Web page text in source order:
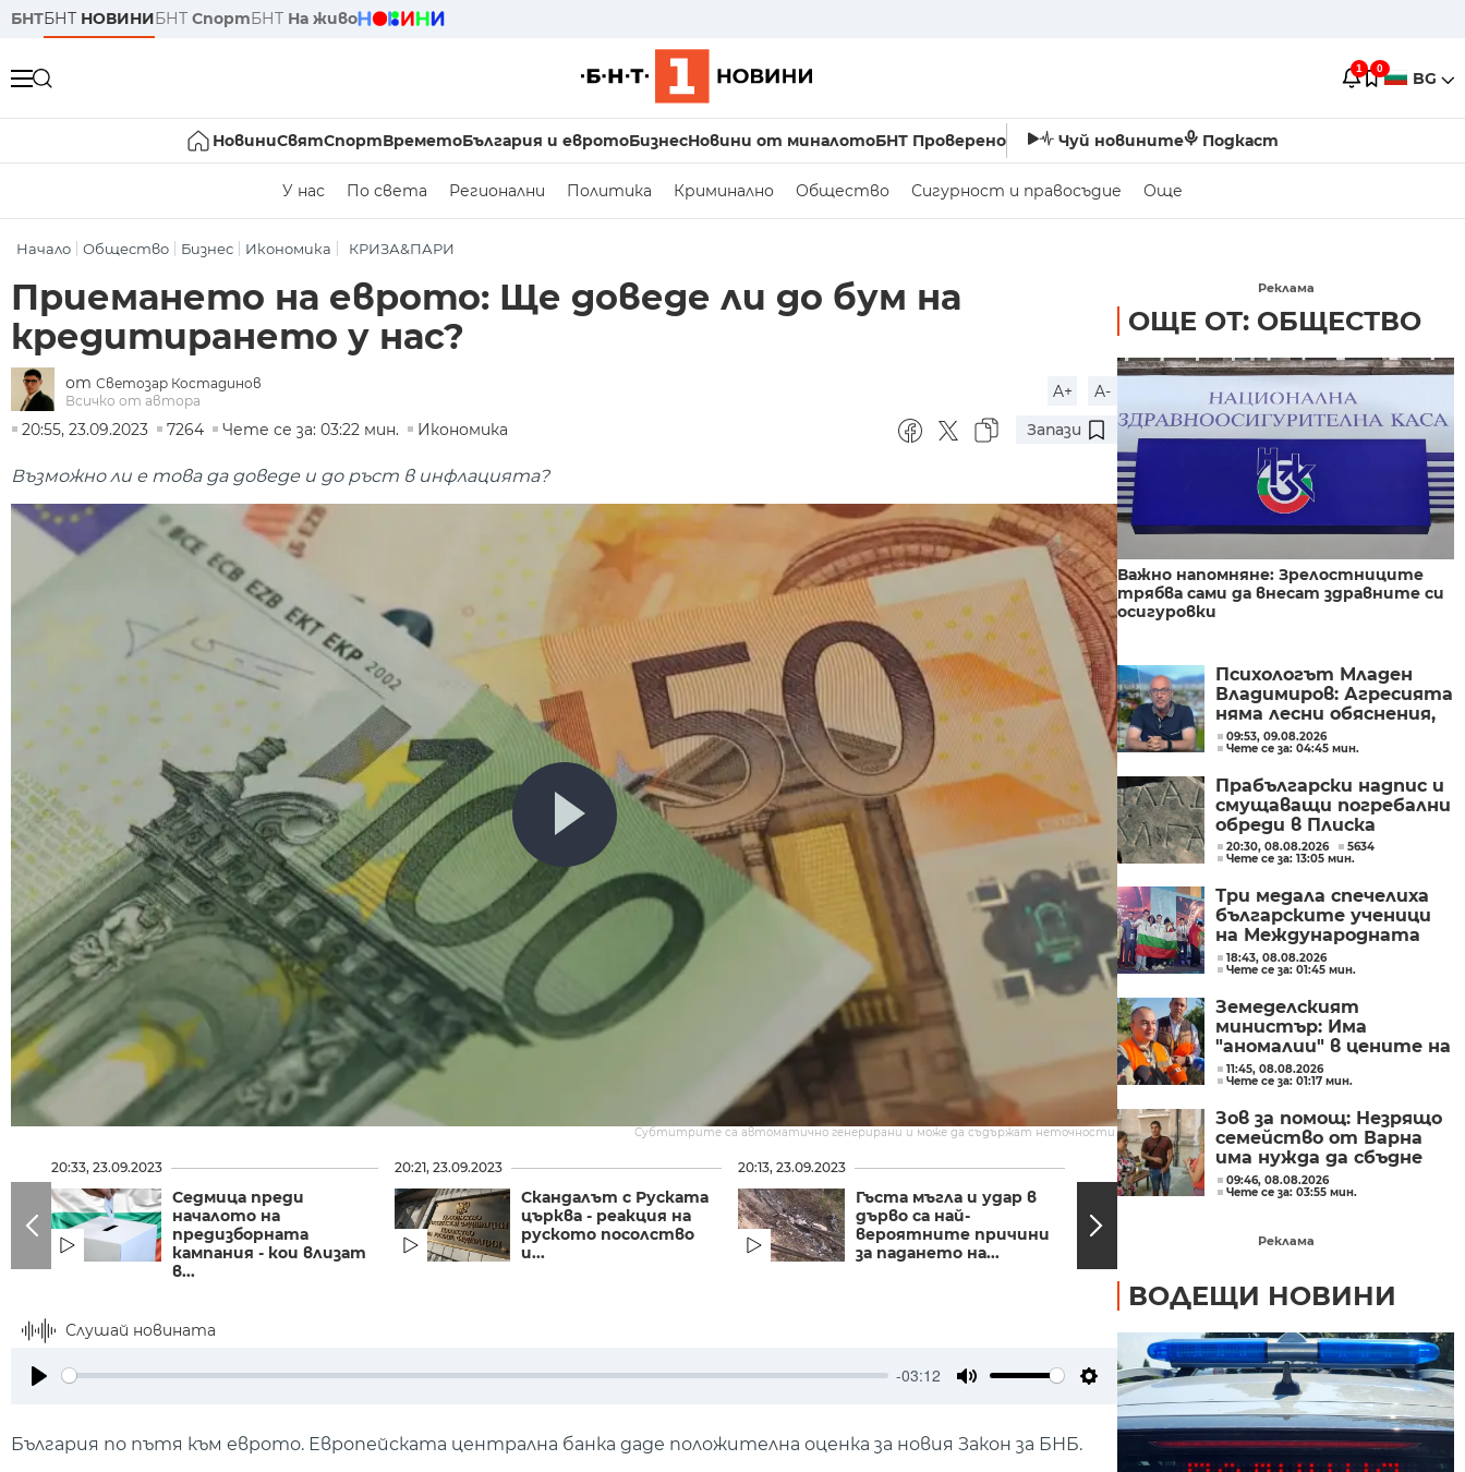
БНТБНТ НОВИНИБНТ СпортБНТ На живо
1 0 BG
НовиниСвятСпортВреметоБългария и евротоБизнесНовини от миналотоБНТ Проверено Чуй новините Подкаст
У нас По света Регионални Политика Криминално Общество Сигурност и правосъдие Още
Начало Общество Бизнес Икономика КРИЗА&ПАРИ
Приемането на еврото: Ще доведе ли до бум на
кредитирането у нас?
от Светозар Костадинов
Всичко от автора
A+
A-
20:55, 23.09.2023
7264 Чете се за: 03:22 мин. Икономика Запази
Възможно ли е това да доведе и до ръст в инфлацията?
Субтитрите са автоматично генерирани и може да съдържат неточности.
20:33, 23.09.2023
Седмица преди
началото на
предизборната
кампания - кои влизат
в...
20:21, 23.09.2023
Скандалът с Руската
църква - реакция на
руското посолство
и...
20:13, 23.09.2023
Гъста мъгла и удар в
дърво са най-
вероятните причини
за падането на...
20:00, 23.09.2023
Операция "Капан за
Севастопол е под...
Слушай новината
-03:12
Settings
България по пътя към еврото. Европейската централна банка даде положителна оценка за новия Закон за БНБ.
Реклама
ОЩЕ ОТ: ОБЩЕСТВО
Важно напомняне: Зрелостниците
трябва сами да внесат здравните си
осигуровки
Психологът Младен
Владимиров: Агресията
няма лесни обяснения,
трябва да поставим
детето в центъра
09:53, 09.08.2026
Чете се за: 04:45 мин.
Прабългарски надпис и
смущаващи погребални
обреди в Плиска
20:30, 08.08.2026
5634
Чете се за: 13:05 мин.
Три медала спечелиха
българските ученици
на Международната
олимпиада по
изкуствен интелект в
18:43, 08.08.2026
Чете се за: 01:45 мин.
Земеделският
министър: Има
"аномалии" в цените на
вносните плодове и
зеленчуци
11:45, 08.08.2026
Чете се за: 01:17 мин.
Зов за помощ: Незрящо
семейство от Варна
има нужда да сбъдне
една мечта
09:46, 08.08.2026
Чете се за: 03:55 мин.
Реклама
ВОДЕЩИ НОВИНИ